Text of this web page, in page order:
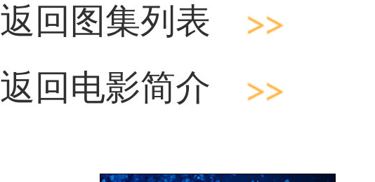
返回图集列表
返回电影简介